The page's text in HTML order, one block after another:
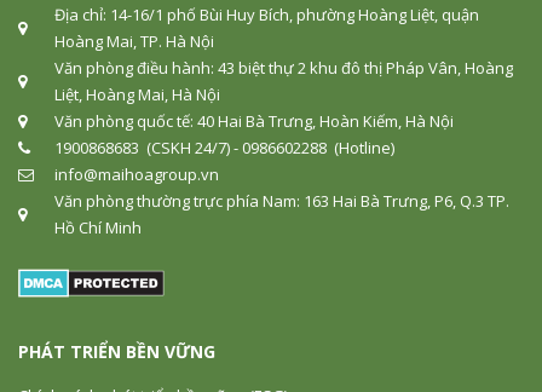
Địa chỉ: 14-16/1 phố Bùi Huy Bích, phường Hoàng Liệt, quận
Hoàng Mai, TP. Hà Nội
Văn phòng điều hành: 43 biệt thự 2 khu đô thị Pháp Vân, Hoàng
Liệt, Hoàng Mai, Hà Nội
Văn phòng quốc tế: 40 Hai Bà Trưng, Hoàn Kiếm, Hà Nội
1900868683 (CSKH 24/7) - 0986602288 (Hotline)
info@maihoagroup.vn
Văn phòng thường trực phía Nam: 163 Hai Bà Trưng, P6, Q.3 TP.
Hồ Chí Minh
PHÁT TRIỂN BỀN VỮNG